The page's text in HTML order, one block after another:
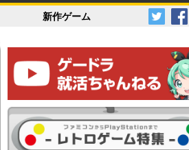
新作ゲーム